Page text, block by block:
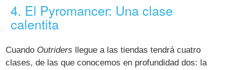
4. El Pyromancer: Una clase
calentita
Cuando Outriders llegue a las tiendas tendrá cuatro
clases, de las que conocemos en profundidad dos: la